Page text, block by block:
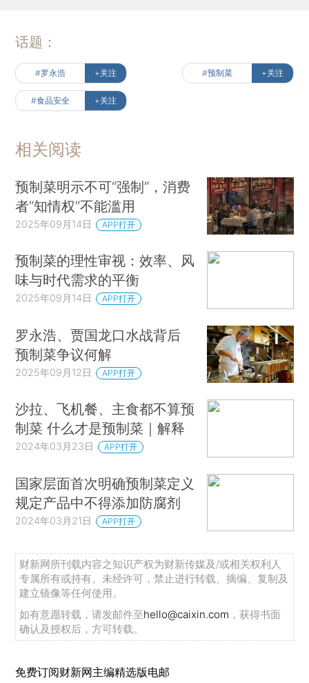
话题：
#罗永浩 +关注 #预制菜 +关注
#食品安全 +关注
相关阅读
预制菜明示不可“强制”，消费
者“知情权”不能滥用
2025年09月14日 APP打开
预制菜的理性审视：效率、风
味与时代需求的平衡
2025年09月14日 APP打开
罗永浩、贾国龙口水战背后
预制菜争议何解
2025年09月12日 APP打开
沙拉、飞机餐、主食都不算预
制菜 什么才是预制菜｜解释
2024年03月23日 APP打开
国家层面首次明确预制菜定义
规定产品中不得添加防腐剂
2024年03月21日 APP打开
财新网所刊载内容之知识产权为财新传媒及/或相关权利人
专属所有或持有。未经许可，禁止进行转载、摘编、复制及
建立镜像等任何使用。
如有意愿转载，请发邮件至hello@caixin.com ，获得书面
确认及授权后，方可转载。
免费订阅财新网主编精选版电邮